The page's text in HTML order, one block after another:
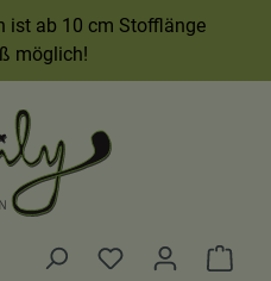
ist ab 10 cm Stofflänge
möglich!